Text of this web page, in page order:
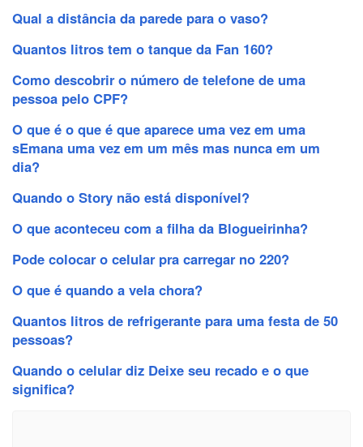
Qual a distância da parede para o vaso?
Quantos litros tem o tanque da Fan 160?
Como descobrir o número de telefone de uma
pessoa pelo CPF?
O que é o que é que aparece uma vez em uma
sEmana uma vez em um mês mas nunca em um
dia?
Quando o Story não está disponível?
O que aconteceu com a filha da Blogueirinha?
Pode colocar o celular pra carregar no 220?
O que é quando a vela chora?
Quantos litros de refrigerante para uma festa de 50
pessoas?
Quando o celular diz Deixe seu recado e o que
significa?